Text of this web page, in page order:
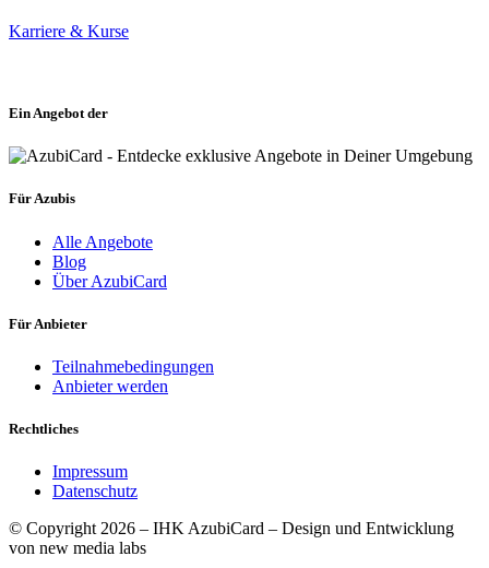
Karriere & Kurse
Ein Angebot der
Für Azubis
Alle Angebote
Blog
Über AzubiCard
Für Anbieter
Teilnahmebedingungen
Anbieter werden
Rechtliches
Impressum
Datenschutz
© Copyright 2026 – IHK AzubiCard – Design und Entwicklung
von new media labs